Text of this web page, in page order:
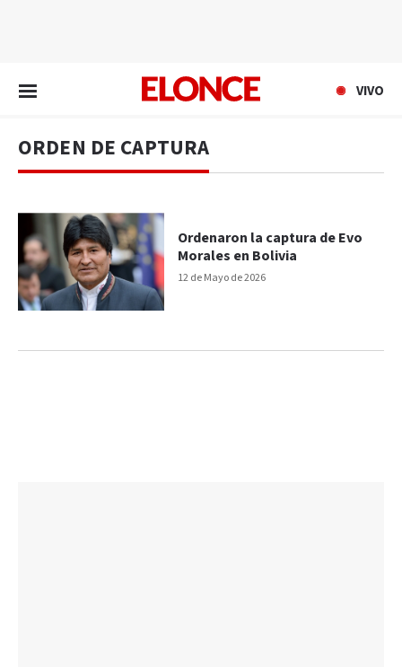
VIVO
ORDEN DE CAPTURA
12 de Mayo de 2026
Ordenaron la captura de Evo
Morales en Bolivia